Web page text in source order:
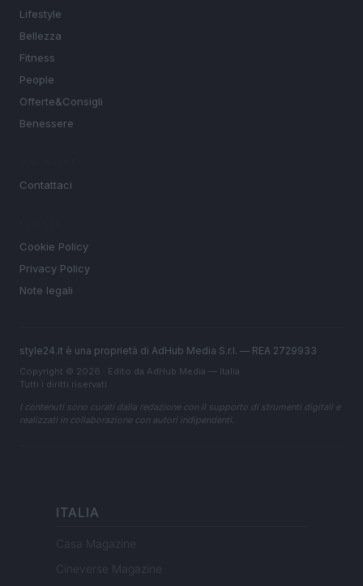
Lifestyle
Bellezza
Fitness
People
Offerte&Consigli
Benessere
Contattaci
Cookie Policy
Privacy Policy
Note legali
style24.it è una proprietà di AdHub Media S.r.l. — REA 2729933
Copyright © 2026 · Edito da AdHub Media — Italia
Tutti i diritti riservati
I contenuti sono curati dalla redazione con il supporto di strumenti digitali e
realizzati in collaborazione con autori indipendenti.
ITALIA
Casa Magazine
Cineverse Magazine